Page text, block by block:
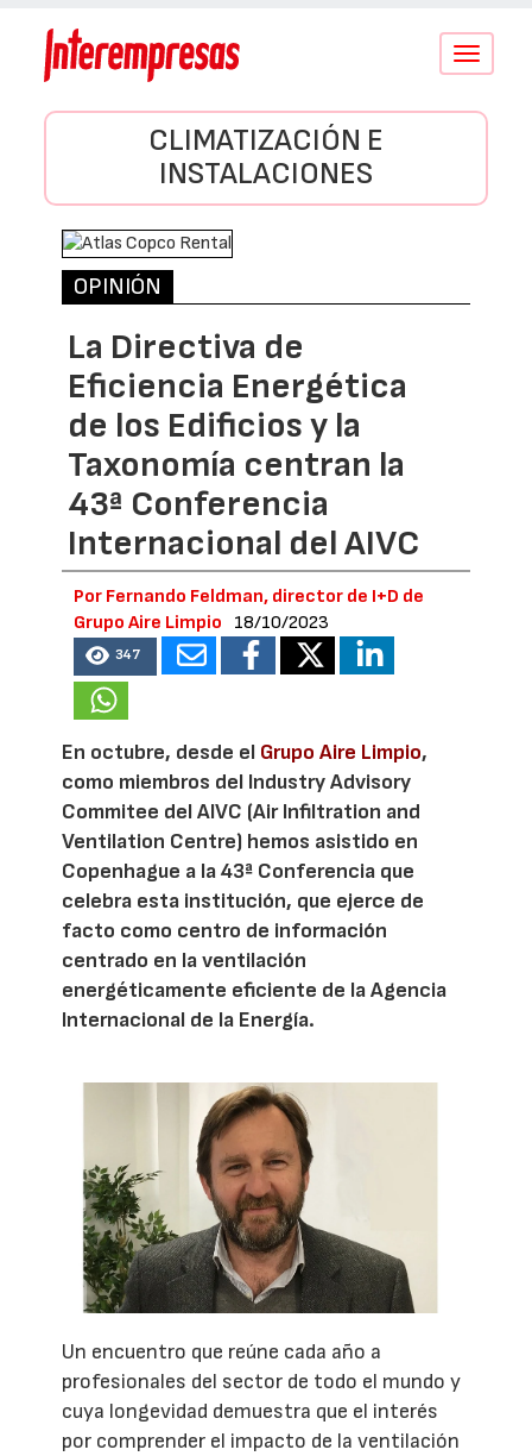
Conmutar
CLIMATIZACIÓN E
INSTALACIONES
OPINIÓN
La Directiva de
Eficiencia Energética
de los Edificios y la
Taxonomía centran la
43ª Conferencia
Internacional del AIVC
Por Fernando Feldman, director de I+D de
Grupo Aire Limpio
18/10/2023
347
En octubre, desde el Grupo Aire Limpio,
como miembros del Industry Advisory
Commitee del AIVC (Air Infiltration and
Ventilation Centre) hemos asistido en
Copenhague a la 43ª Conferencia que
celebra esta institución, que ejerce de
facto como centro de información
centrado en la ventilación
energéticamente eficiente de la Agencia
Internacional de la Energía.
Un encuentro que reúne cada año a
profesionales del sector de todo el mundo y
cuya longevidad demuestra que el interés
por comprender el impacto de la ventilación